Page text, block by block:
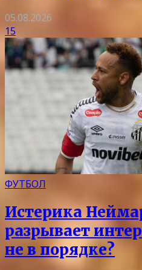
05.08.2026
15
ФУТБОЛ
Истерика
разрывает
не в порядке?